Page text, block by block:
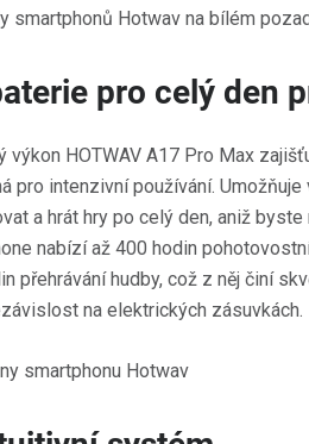
pro celý den
výkon HOTWAV A17 Pro Max
pro intenzivní používání.
a hrát hry po celý den, aniž
nabízí až 400 hodin
přehrávání hudby, což z něj činí
na elektrických zásuvkách.